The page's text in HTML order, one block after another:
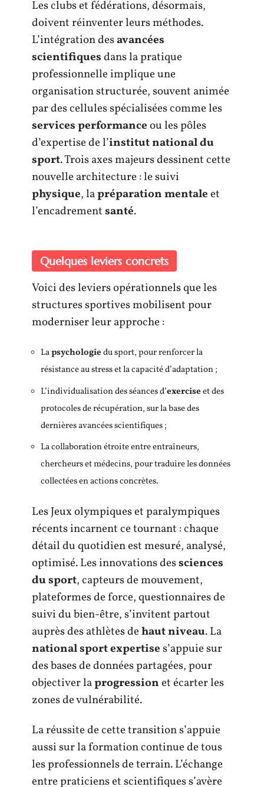
Les clubs et fédérations, désormais,
doivent réinventer leurs méthodes.
L’intégration desavancées
scientifiquesdans la pratique
professionnelle implique une
organisation structurée, souvent animée
par des cellules spécialisées comme les
services performanceou les pôles
d’expertise de l’institut national du
sport. Trois axes majeurs dessinent cette
nouvelle architecture : le suivi
physique, lapréparation mentaleet
l’encadrementsanté.
Quelques leviers concrets
Voici des leviers opérationnels que les
structures sportives mobilisent pour
moderniser leur approche :
Lapsychologiedu sport, pour renforcer la
résistance au stress et la capacité d’adaptation ;
L’individualisation des séances d’exerciseet des
protocoles de récupération, sur la base des
dernières avancées scientifiques ;
La collaboration étroite entre entraîneurs,
chercheurs et médecins, pour traduire les données
collectées en actions concrètes.
Les Jeux olympiques et paralympiques
récents incarnent ce tournant : chaque
détail du quotidien est mesuré, analysé,
optimisé. Les innovations dessciences
du sport, capteurs de mouvement,
plateformes de force, questionnaires de
suivi du bien-être, s’invitent partout
auprès des athlètes dehaut niveau. La
national sport expertises’appuie sur
des bases de données partagées, pour
objectiver laprogressionet écarter les
zones de vulnérabilité.
La réussite de cette transition s’appuie
aussi sur la formation continue de tous
les professionnels de terrain. L’échange
entre praticiens et scientifiques s’avère